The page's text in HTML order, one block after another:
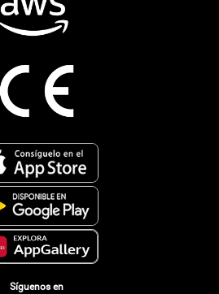
Síguenos en